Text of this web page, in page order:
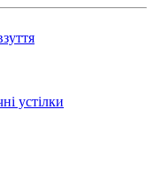
устілки